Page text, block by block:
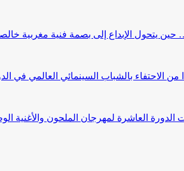
يتحول الإبداع إلى بصمة فنية مغربية
من الاحتفاء بالشباب السينمائي العالمي في
العاشرة لمهرجان الملحون والأغنية